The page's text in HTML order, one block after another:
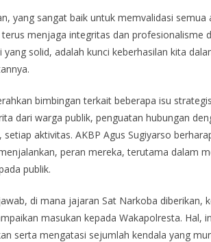
yang sangat baik untuk memvalidasi
menjaga integritas dan profesionalisme
solid, adalah kunci keberhasilan kita
bimbingan terkait beberapa isu
dari warga publik, penguatan hubungan
aktivitas. AKBP Agus Sugiyarso
peran mereka, terutama dalam
publik.
di mana jajaran Sat Narkoba diberikan,
masukan kepada Wakapolresta. Hal,
serta mengatasi sejumlah kendala yang